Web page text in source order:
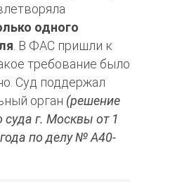
одного
. В ФАС пришли к
требование было
Суд поддержал
орган (решение
суда г. Москвы от 1
по делу № А40-